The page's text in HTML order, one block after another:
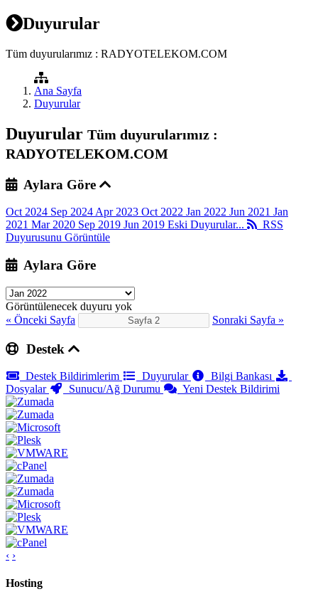
Duyurular
Tüm duyurularımız : RADYOTELEKOM.COM
Ana Sayfa
Duyurular
Duyurular Tüm duyurularımız :
RADYOTELEKOM.COM
Aylara Göre
Oct 2024 Sep 2024 Apr 2023 Oct 2022 Jan 2022 Jun 2021 Jan
2021 Mar 2020 Sep 2019 Jun 2019 Eski Duyurular...
RSS
Duyurusunu Görüntüle
Aylara Göre
Görüntülenecek duyuru yok
« Önceki Sayfa
Sonraki Sayfa »
Destek
Destek Bildirimlerim Duyurular
Bilgi Bankası
Dosyalar
Sunucu/Ağ Durumu Yeni Destek Bildirimi
‹ ›
Hosting